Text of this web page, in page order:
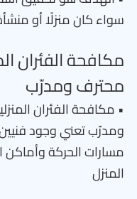
سواء كان منزلًا أو
مكافحة الفئران
محترف ومدرّب
• مكافحة الفئران
ومدرّب تعني وجود
مسارات الحركة وأماكن
المنزل